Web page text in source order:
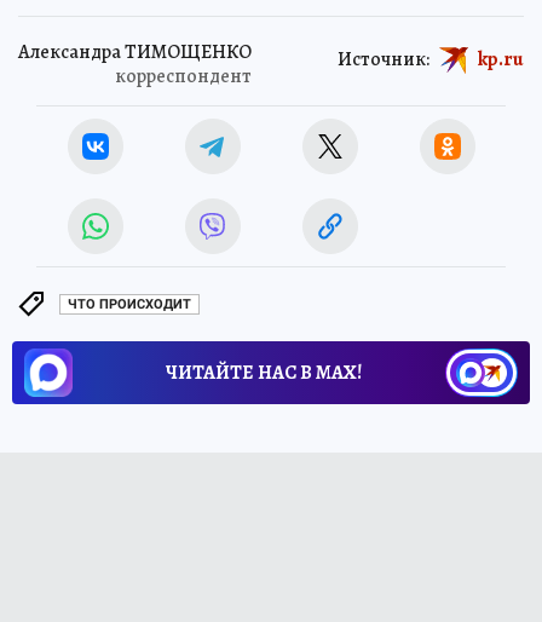
Александра ТИМОЩЕНКО
корреспондент
Источник: kp.ru
ЧТО ПРОИСХОДИТ
ЧИТАЙТЕ НАС В МАХ!